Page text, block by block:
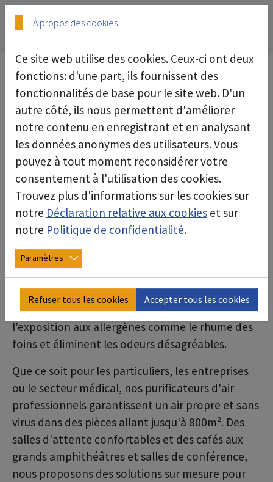
Skip to main content
Skip to page footer
pure air: Purification de l'air
Purificateur d'air intérieur pour des pièces
pures et saines
Des dangers invisibles dans l'air ? Virus, bactéries,
poussières, pollen et particules invisibles - ils
nous entourent tous les jours, en particulier dans
les endroits où il y a beaucoup de monde, comme
les clubs de sport, les salles d'attente, les
magasins ou la maison.
Pas avec deconta ! Nos purificateurs d'air
avancés ne minimisent pas seulement le risque
d'infections virales et la libération de particules
fines et de poussière, ils réduisent également
l'exposition aux allergènes comme le rhume des
foins et éliminent les odeurs désagréables.
Que ce soit pour les particuliers, les entreprises
ou le secteur médical, nos purificateurs d'air
professionnels garantissent un air propre et sans
virus dans des pièces allant jusqu'à 800m². Des
salles d'attente confortables et des cafés aux
grands amphithéâtres et salles de conférence,
nous proposons des solutions sur mesure pour
À propos des cookies
Ce site web utilise des cookies. Ceux-ci ont deux
fonctions: d'une part, ils fournissent des
fonctionnalités de base pour le site web. D'un
autre côté, ils nous permettent d'améliorer
notre contenu en enregistrant et en analysant
les données anonymes des utilisateurs. Vous
pouvez à tout moment reconsidérer votre
consentement à l'utilisation des cookies.
Trouvez plus d'informations sur les cookies sur
notre Déclaration relative aux cookies et sur
notre Politique de confidentialité.
Paramètres
Refuser tous les cookies Accepter tous les cookies